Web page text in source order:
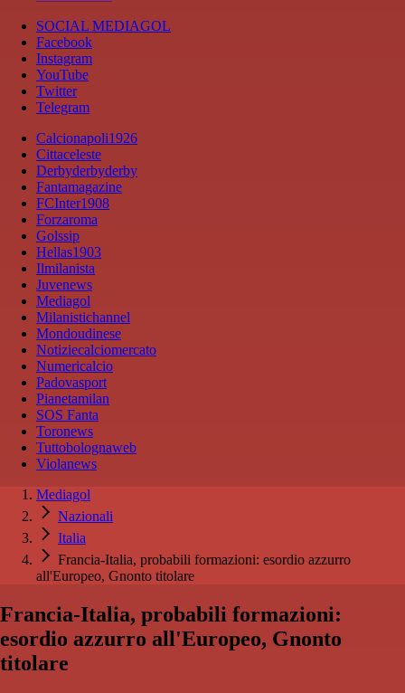
SOCIAL MEDIAGOL
Facebook
Instagram
YouTube
Twitter
Telegram
Calcionapoli1926
Cittaceleste
Derbyderbyderby
Fantamagazine
FCInter1908
Forzaroma
Golssip
Hellas1903
Ilmilanista
Juvenews
Mediagol
Milanistichannel
Mondoudinese
Notiziecalciomercato
Numericalcio
Padovasport
Pianetamilan
SOS Fanta
Toronews
Tuttobolognaweb
Violanews
Mediagol
Nazionali
Italia
Francia-Italia, probabili formazioni: esordio azzurro
all'Europeo, Gnonto titolare
Francia-Italia, probabili formazioni:
esordio azzurro all'Europeo, Gnonto
titolare